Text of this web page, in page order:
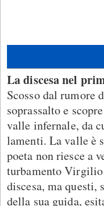
La discesa nel
Scosso dal rumore
soprassalto e
valle infernale, da
lamenti. La valle è
poeta non riesce a
turbamento
discesa, ma questi,
della sua guida,